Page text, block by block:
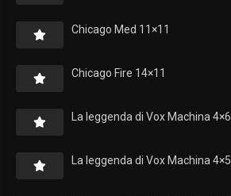
Chicago Med 11×11
Chicago Fire 14×11
La leggenda di Vox Machina 4×6
La leggenda di Vox Machina 4×5